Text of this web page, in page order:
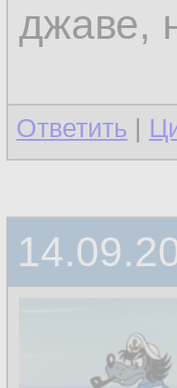
джаве,
Ответить |